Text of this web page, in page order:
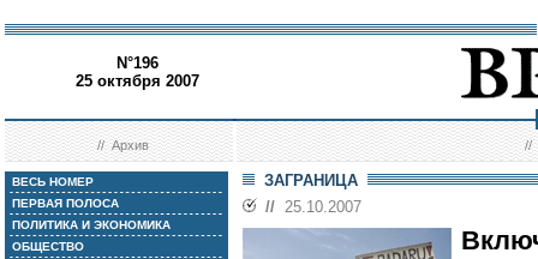
N°196
25 октября 2007
//Архив //
ВЕСЬ НОМЕР
ПЕРВАЯ ПОЛОСА
ПОЛИТИКА И ЭКОНОМИКА
ОБЩЕСТВО
ЗАГРАНИЦА
// 25.10.2007